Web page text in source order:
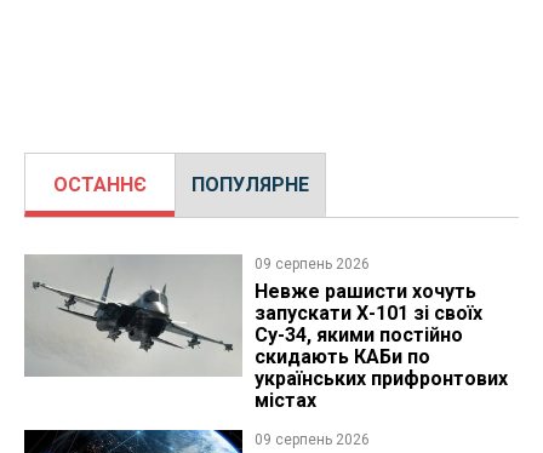
ОСТАННЄ ПОПУЛЯРНЕ
09 серпень 2026
Невже рашисти хочуть
запускати Х-101 зі своїх
Су-34, якими постійно
скидають КАБи по
українських прифронтових
містах
09 серпень 2026